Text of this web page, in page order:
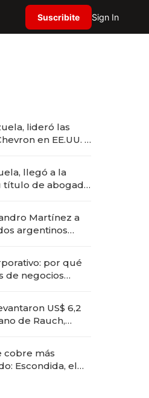
Suscribite Sign In
lideró las
en EE.UU. y
llegó a la
título de abogado
Martínez a
argentinos
por qué
de negocios
US$ 6,2
de Rauch,
cobre más
Escondida, el